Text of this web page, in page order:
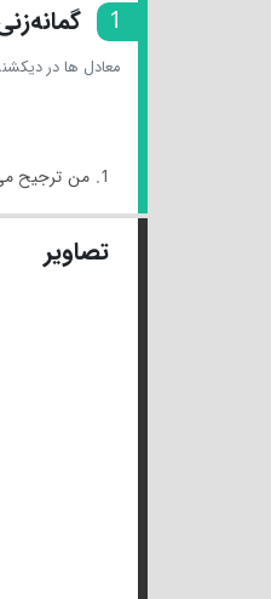
1
معادل ها در
1. من ترجیح می‌دهم درباره اینکه سال آینده چه اتفاقی خواهد افتاد گمانه‌زنی نکنم.
تصاویر